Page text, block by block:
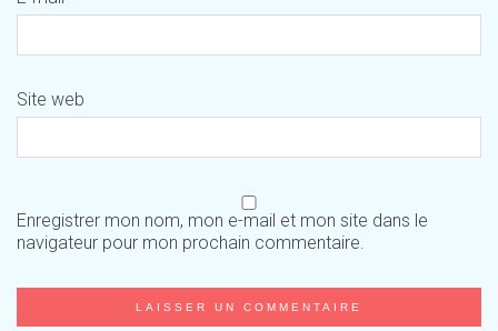
Site web
Enregistrer mon nom, mon e-mail et mon site dans le
navigateur pour mon prochain commentaire.